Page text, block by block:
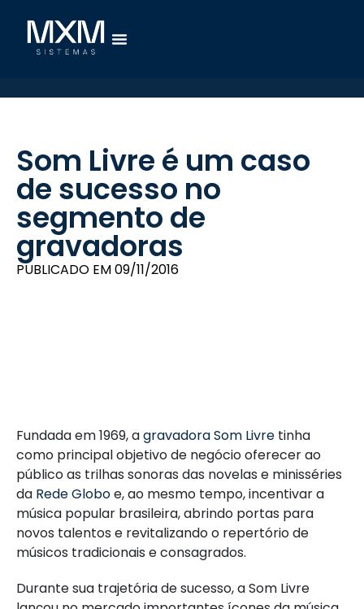
Som Livre é um caso
de sucesso no
segmento de
gravadoras
PUBLICADO EM09/11/2016
Fundada em 1969, agravadora Som Livre tinha
como principal objetivo de negócio oferecer ao
público as trilhas sonoras das novelas e minisséries
da Rede Globoe, ao mesmo tempo, incentivar a
música popular brasileira, abrindo portas para
novos talentos e revitalizando o repertório de
músicos tradicionais e consagrados.
Durante sua trajetória de sucesso, a Som Livre